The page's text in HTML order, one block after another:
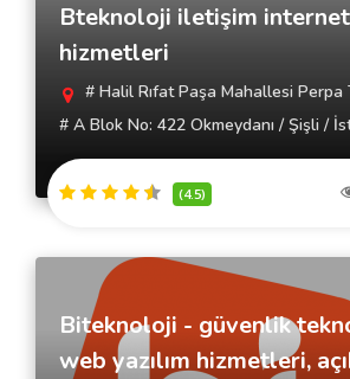
Bteknoloji iletişim internet
hizmetleri
# Halil Rıfat Paşa Mahallesi
# A Blok No: 422 Okmeydanı / Şişli /
(4.5)
Biteknoloji - güvenlik
web yazılım hizmetleri,